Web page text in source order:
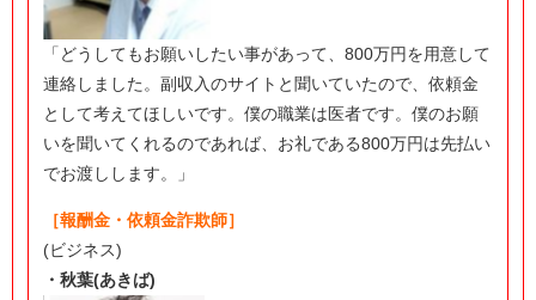
「どうしてもお願いしたい事があって、800万円を用意して
連絡しました。副収入のサイトと聞いていたので、依頼金
として考えてほしいです。僕の職業は医者です。僕のお願
いを聞いてくれるのであれば、お礼である800万円は先払い
でお渡しします。」
［報酬金・依頼金詐欺師］
(ビジネス)
・秋葉(あきば)